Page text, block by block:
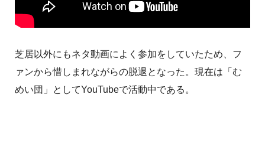
芝居以外にもネタ動画によく参加をしていたため、フ
ァンから惜しまれながらの脱退となった。現在は「む
めい団」としてYouTubeで活動中である。